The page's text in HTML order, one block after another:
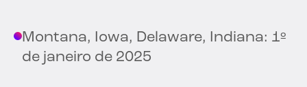
Montana, Iowa, Delaware, Indiana: 1º
de janeiro de 2025